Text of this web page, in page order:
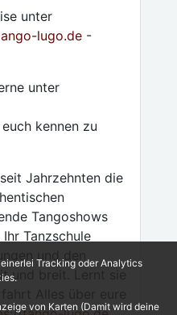
unter
lugo.de -
unter
kennen zu
Jahrzehnten die
Tangoshows
Tanzschule
und den
und breit. Lernt sie
Tracking oder Analytics
von Karten (Damit wird deine